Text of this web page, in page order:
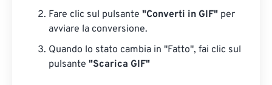
Fare clic sul pulsante "Converti in GIF" per
avviare la conversione.
Quando lo stato cambia in "Fatto", fai clic sul
pulsante "Scarica GIF"